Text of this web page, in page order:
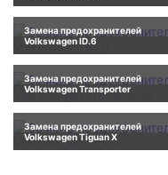
Замена предохранителей
Volkswagen ID.6
Замена предохранителей
Volkswagen Transporter
Замена предохранителей
Volkswagen Tiguan X